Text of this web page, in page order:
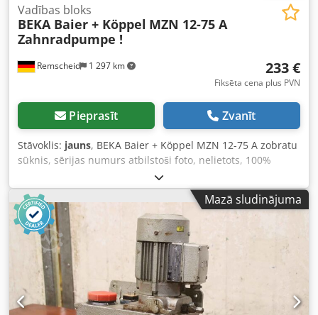
Remscheid 1 297 km
Vadības bloks
BEKA Baier + Köppel MZN 12-75 A
Zahnradpumpe !
233 €
Fiksēta cena plus PVN
Pieprasīt Zvanīt
Stāvoklis: jauns, BEKA Baier + Köppel MZN 12-75 A zobratu
sūknis, sērijas numurs atbilstoši foto, nelietots, 100%
darba kārtībā, piegādes komplekts kā attēlos. Chjdpfei D E
Iysx Aicoa
Mazā sludinājuma